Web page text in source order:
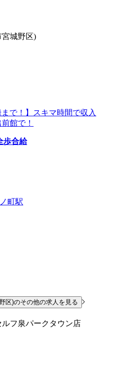
城野区)
で！】スキマ時間で収入
館で！
歩合給
町駅
区)のその他の求人を見る
フ泉パークタウン店